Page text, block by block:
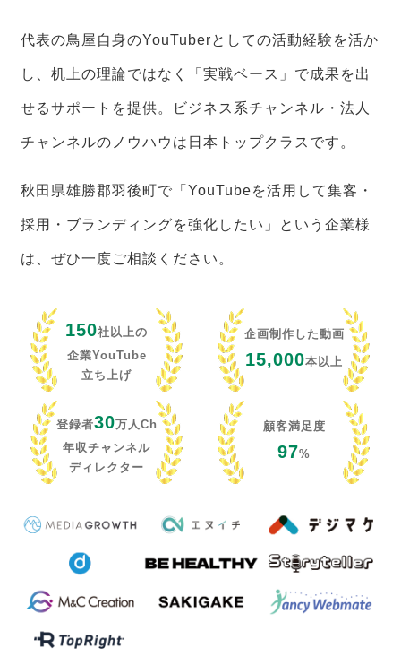
代表の鳥屋自身のYouTuberとしての活動経験を活か
し、机上の理論ではなく「実戦ベース」で成果を出
せるサポートを提供。ビジネス系チャンネル・法人
チャンネルのノウハウは日本トップクラスです。
秋田県雄勝郡羽後町で「YouTubeを活用して集客・
採用・ブランディングを強化したい」という企業様
は、ぜひ一度ご相談ください。
150社以上の
企業YouTube
立ち上げ
企画制作した動画
15,000本以上
登録者30万人Ch
年収チャンネル
ディレクター
顧客満足度
97%